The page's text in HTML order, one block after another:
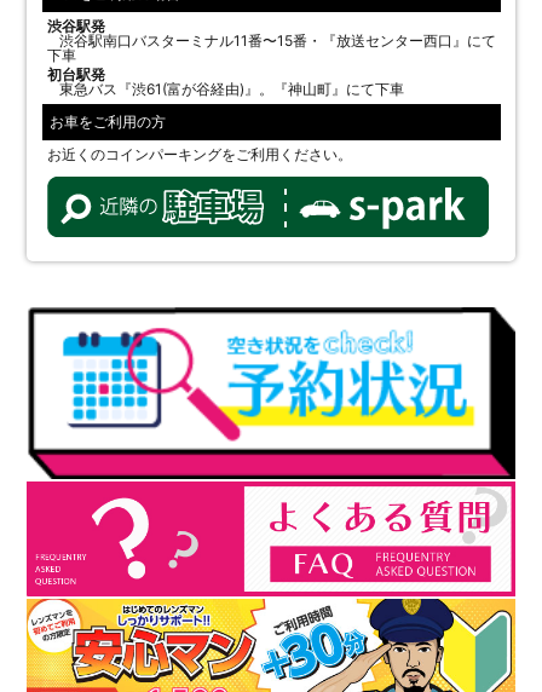
渋谷駅発
渋谷駅南口バスターミナル11番〜15番・『放送センター西口』にて
下車
初台駅発
東急バス『渋61(富が谷経由)』。『神山町』にて下車
お車をご利用の方
お近くのコインパーキングをご利用ください。